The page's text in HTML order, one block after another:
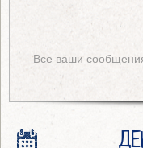
Все ваши